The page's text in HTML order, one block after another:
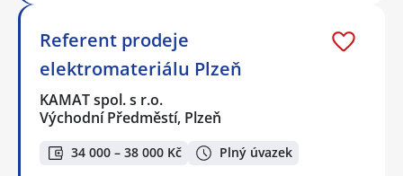
Referent prodeje
elektromateriálu Plzeň
KAMAT spol. s r.o.
Východní Předměstí, Plzeň
34 000 – 38 000 Kč Plný úvazek